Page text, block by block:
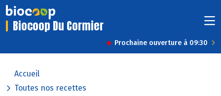
Biocoop Du Cormier
Prochaine ouverture à 09:30
Accueil
Toutes nos recettes